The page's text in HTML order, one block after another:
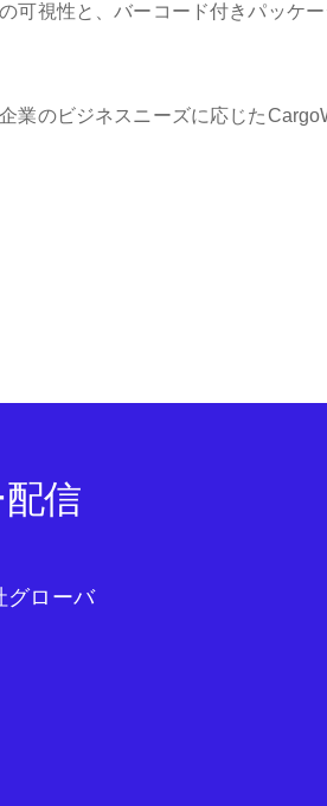
可視性と、バーコード付きパッケ
業のビジネスニーズに応じた
信
グローバ